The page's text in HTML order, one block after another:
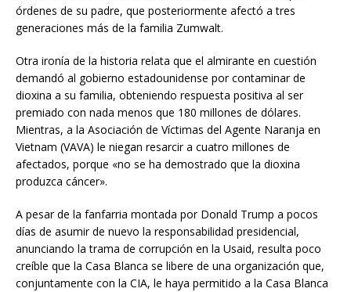
órdenes de su padre, que posteriormente afectó a tres
generaciones más de la familia Zumwalt.
Otra ironía de la historia relata que el almirante en cuestión
demandó al gobierno estadounidense por contaminar de
dioxina a su familia, obteniendo respuesta positiva al ser
premiado con nada menos que 180 millones de dólares.
Mientras, a la Asociación de Víctimas del Agente Naranja en
Vietnam (VAVA) le niegan resarcir a cuatro millones de
afectados, porque «no se ha demostrado que la dioxina
produzca cáncer».
A pesar de la fanfarria montada por Donald Trump a pocos
días de asumir de nuevo la responsabilidad presidencial,
anunciando la trama de corrupción en la Usaid, resulta poco
creíble que la Casa Blanca se libere de una organización que,
conjuntamente con la CIA, le haya permitido a la Casa Blanca